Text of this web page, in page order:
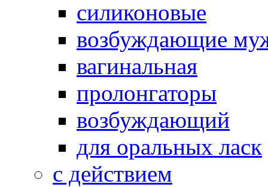
силиконовые
возбуждающие
вагинальная
пролонгаторы
возбуждающий
для оральных ласк
с действием